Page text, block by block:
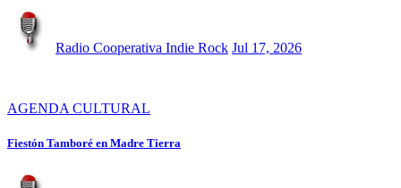
Radio Cooperativa Indie Rock Jul 17, 2026
AGENDA CULTURAL
Fiestón Tamboré en Madre Tierra